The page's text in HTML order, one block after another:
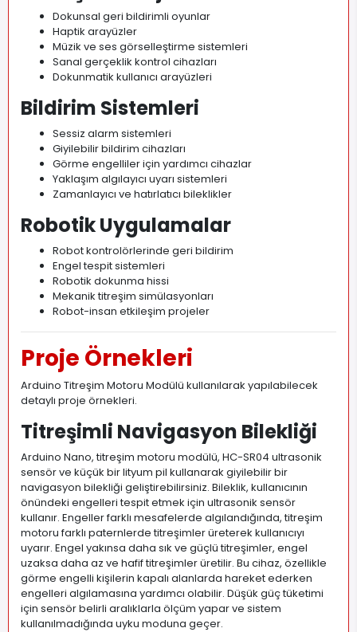
Dokunsal geri bildirimli oyunlar
Haptik arayüzler
Müzik ve ses görselleştirme sistemleri
Sanal gerçeklik kontrol cihazları
Dokunmatik kullanıcı arayüzleri
Bildirim Sistemleri
Sessiz alarm sistemleri
Giyilebilir bildirim cihazları
Görme engelliler için yardımcı cihazlar
Yaklaşım algılayıcı uyarı sistemleri
Zamanlayıcı ve hatırlatıcı bileklikler
Robotik Uygulamalar
Robot kontrolörlerinde geri bildirim
Engel tespit sistemleri
Robotik dokunma hissi
Mekanik titreşim simülasyonları
Robot-insan etkileşim projeler
Proje Örnekleri
Arduino Titreşim Motoru Modülü kullanılarak yapılabilecek
detaylı proje örnekleri.
Titreşimli Navigasyon Bilekliği
Arduino Nano, titreşim motoru modülü, HC-SR04 ultrasonik
sensör ve küçük bir lityum pil kullanarak giyilebilir bir
navigasyon bilekliği geliştirebilirsiniz. Bileklik, kullanıcının
önündeki engelleri tespit etmek için ultrasonik sensör
kullanır. Engeller farklı mesafelerde algılandığında, titreşim
motoru farklı paternlerde titreşimler üreterek kullanıcıyı
uyarır. Engel yakınsa daha sık ve güçlü titreşimler, engel
uzaksa daha az ve hafif titreşimler üretilir. Bu cihaz, özellikle
görme engelli kişilerin kapalı alanlarda hareket ederken
engelleri algılamasına yardımcı olabilir. Düşük güç tüketimi
için sensör belirli aralıklarla ölçüm yapar ve sistem
kullanılmadığında uyku moduna geçer.